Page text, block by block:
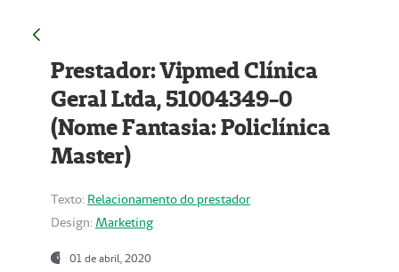
Prestador: Vipmed Clínica
Geral Ltda, 51004349-0
(Nome Fantasia: Policlínica
Master)
Texto: Relacionamento do prestador
Design: Marketing
01 de abril, 2020